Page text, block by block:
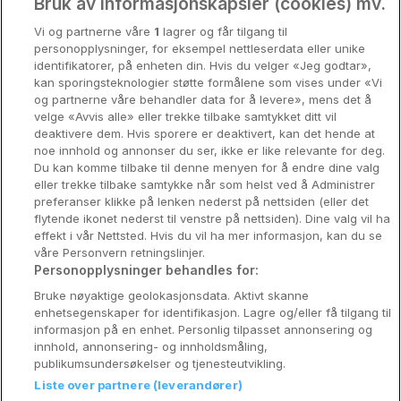
2323 NOK
2247 NOK Clayton Hotel Liffey Valley
Liffey Valley • 124m from centre
9.6 Excellent
☕
Incl Breakfast
2348 NOK / Per night
View hotel
Maldron Hotel Croke Park
Dublin • 0m from centre
☕ Incl Breakfast
2350 NOK / Per night
View hotel
Stavanger
Bergen
Utforsk Norden
Om Coop HotellKupp
Konkurranse
Koselig avbrekk
Velvære i var
Premiumhotell
Venninnetur
Reservasjonsspørsmål:
Vi og partnerne våre 1 lagrer og får tilgang til
personopplysninger, for eksempel nettleserdata eller unike
identifikatorer, på enheten din. Hvis du velger «Jeg godtar»,
kan sporingsteknologier støtte formålene som vises under «Vi
og partnerne våre behandler data for å levere», mens det å
velge «Avvis alle» eller trekke tilbake samtykket ditt vil
deaktivere dem. Hvis sporere er deaktivert, kan det hende at
noe innhold og annonser du ser, ikke er like relevante for deg.
Du kan komme tilbake til denne menyen for å endre dine valg
eller trekke tilbake samtykke når som helst ved å Administrer
preferanser klikke på lenken nederst på nettsiden (eller det
flytende ikonet nederst til venstre på nettsiden). Dine valg vil ha
effekt i vår Nettsted. Hvis du vil ha mer informasjon, kan du se
våre Personvern retningslinjer.
Personopplysninger behandles for:
Bruke nøyaktige geolokasjonsdata. Aktivt skanne
enhetsegenskaper for identifikasjon. Lagre og/eller få tilgang til
informasjon på en enhet. Personlig tilpasset annonsering og
innhold, annonsering- og innholdsmåling,
publikumsundersøkelser og tjenesteutvikling.
Liste over partnere (leverandører)